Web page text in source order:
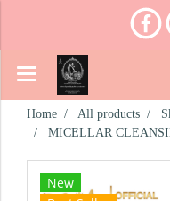
Home All products
MICELLAR
New